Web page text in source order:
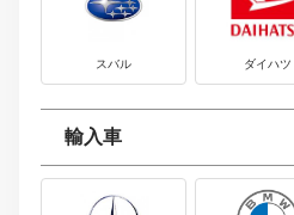
スバル ダイハツ
輸入車